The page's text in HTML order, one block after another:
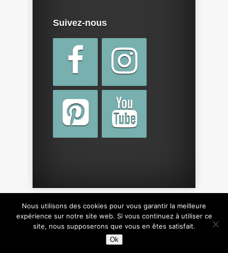
Suivez-nous
Copyright © 2015 parcotebebe.fr. Tous droits
réservés, y compris sur le design du site.
Nous utilisons des cookies pour vous garantir la meilleure
expérience sur notre site web. Si vous continuez à utiliser ce
site, nous supposerons que vous en êtes satisfait.
Ok